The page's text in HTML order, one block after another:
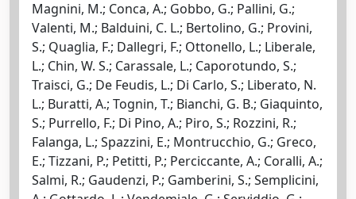
Magnini, M.; Conca, A.; Gobbo, G.; Pallini, G.;
Valenti, M.; Balduini, C. L.; Bertolino, G.; Provini,
S.; Quaglia, F.; Dallegri, F.; Ottonello, L.; Liberale,
L.; Chin, W. S.; Carassale, L.; Caporotundo, S.;
Traisci, G.; De Feudis, L.; Di Carlo, S.; Liberato, N.
L.; Buratti, A.; Tognin, T.; Bianchi, G. B.; Giaquinto,
S.; Purrello, F.; Di Pino, A.; Piro, S.; Rozzini, R.;
Falanga, L.; Spazzini, E.; Montrucchio, G.; Greco,
E.; Tizzani, P.; Petitti, P.; Perciccante, A.; Coralli, A.;
Salmi, R.; Gaudenzi, P.; Gamberini, S.; Semplicini,